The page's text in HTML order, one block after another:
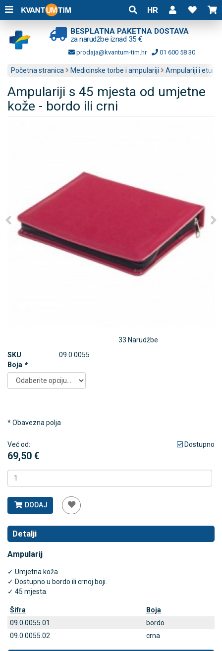
HR
BESPLATNA PAKETNA DOSTAVA
za narudžbe iznad 35 €
prodaja@kvantum-tim.hr 01 600 58 30
Početna stranica Medicinske torbe i ampulariji Ampulariji i etui
Ampulariji s 45 mjesta od umjetne
kože - bordo ili crni
33 Narudžbe
SKU
09.0.0055
Boja *
* Obavezna polja
Već od:
69,50 €
Dostupno
DODAJ
Detalji
Ampularij
✓ Umjetna koža.
✓ Dostupno u bordo ili crnoj boji.
✓ 45 mjesta.
Šifra
Boja
09.0.0055.01
bordo
09.0.0055.02
crna